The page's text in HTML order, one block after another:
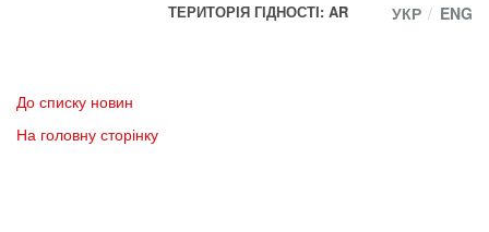
ТЕРИТОРІЯ ГІДНОСТІ: AR
УКР ENG
До списку новин
На головну сторінку